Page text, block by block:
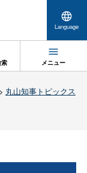
Language
メニュー
> 丸山知事トピックス